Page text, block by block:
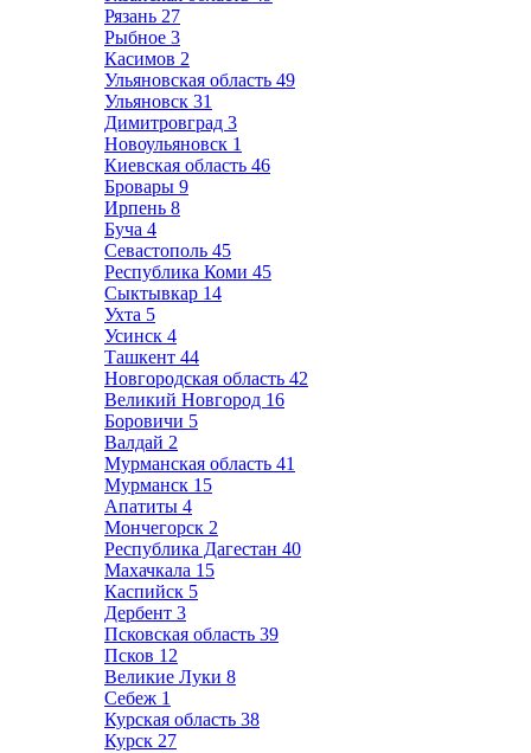
Рязань 27
Рыбное 3
Касимов 2
Ульяновская область 49
Ульяновск 31
Димитровград 3
Новоульяновск 1
Киевская область 46
Бровары 9
Ирпень 8
Буча 4
Севастополь 45
Республика Коми 45
Сыктывкар 14
Ухта 5
Усинск 4
Ташкент 44
Новгородская область 42
Великий Новгород 16
Боровичи 5
Валдай 2
Мурманская область 41
Мурманск 15
Апатиты 4
Мончегорск 2
Республика Дагестан 40
Махачкала 15
Каспийск 5
Дербент 3
Псковская область 39
Псков 12
Великие Луки 8
Себеж 1
Курская область 38
Курск 27